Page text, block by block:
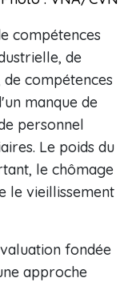
compétences
de
compétences
manque de
personnel
Le poids du
le chômage
le vieillissement
fondée
approche